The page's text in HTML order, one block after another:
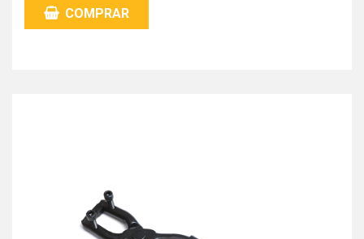
COMPRAR